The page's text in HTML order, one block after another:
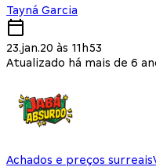
Tayná Garcia
23.jan.20 às 11h53
Atualizado há mais de 6
Achados e preços surreais